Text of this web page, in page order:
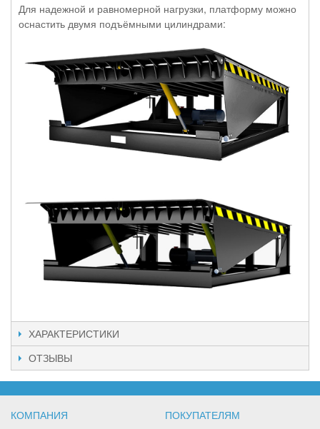
Для надежной и равномерной нагрузки, платформу можно
оснастить двумя подъёмными цилиндрами:
ХАРАКТЕРИСТИКИ
ОТЗЫВЫ
КОМПАНИЯ ПОКУПАТЕЛЯМ